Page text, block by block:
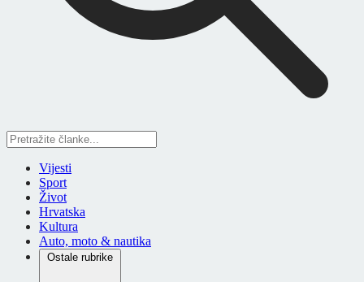
Vijesti
Sport
Život
Hrvatska
Kultura
Auto, moto & nautika
Ostale rubrike